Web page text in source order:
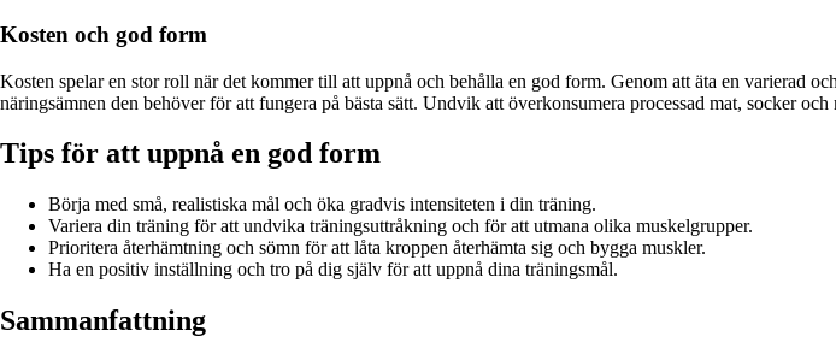
Kosten och god form
Kosten spelar en stor roll när det kommer till att uppnå och behålla en god form. Genom att äta en varierad
näringsämnen den behöver för att fungera på bästa sätt. Undvik att överkonsumera processad mat, socker
Tips för att uppnå en god form
Börja med små, realistiska mål och öka gradvis intensiteten i din träning.
Variera din träning för att undvika träningsuttråkning och för att utmana olika muskelgrupper.
Prioritera återhämtning och sömn för att låta kroppen återhämta sig och bygga muskler.
Ha en positiv inställning och tro på dig själv för att uppnå dina träningsmål.
Sammanfattning